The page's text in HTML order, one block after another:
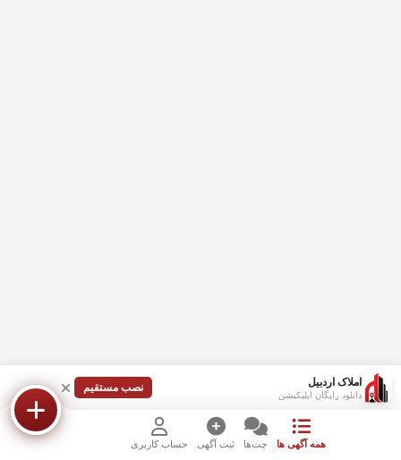
املاک اردبیل
دانلود رایگان اپلیکیشن
نصب مستقیم
همه آگهی ها چت‌ها ثبت آگهی حساب کاربری